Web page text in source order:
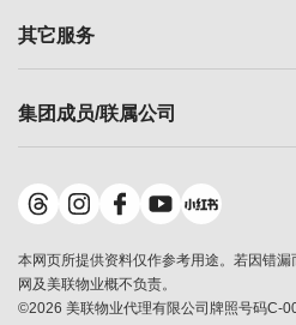
美联豪宅
独家楼盘
租房
查询热线
按揭计算机
负担能力计算机
转按计算机
缴款方式
指数
历史成交
小区成交排行榜
地区百科
其它服务
小区专页
美联精英会
美善会
地产经纪人管理协会
集团成员/联属公司
美联物业
鋑联控股*
美联工商铺*
美联中国
美联澳门
本网页所提供资料仅作参考用途。若因错
网及美联物业概不负责。
©2026 美联物业代理有限公司牌照号码C-